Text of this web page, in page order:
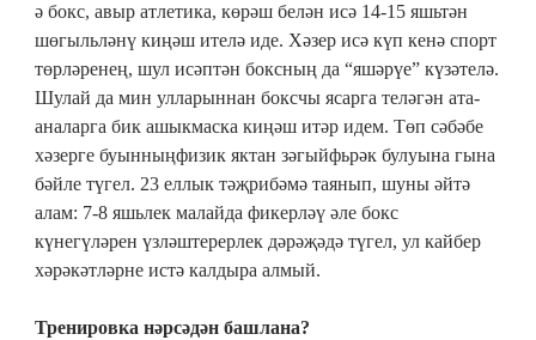
ә бокс, авыр атлетика, көрәш белән исә 14-15 яшьтән
шөгыльләнү киңәш ителә иде. Хәзер исә күп кенә спорт
төрләренең, шул исәптән боксның да “яшәрүе” күзәтелә.
Шулай да мин улларыннан боксчы ясарга теләгән ата-
аналарга бик ашыкмаска киңәш итәр идем. Төп сәбәбе
хәзерге буынныңфизик яктан зәгыйфьрәк булуына гына
бәйле түгел. 23 еллык тәҗрибәмә таянып, шуны әйтә
алам: 7-8 яшьлек малайда фикерләү әле бокс
күнегүләрен үзләштерерлек дәрәҗәдә түгел, ул кайбер
хәрәкәтләрне истә калдыра алмый.
Тренировка нәрсәдән башлана?